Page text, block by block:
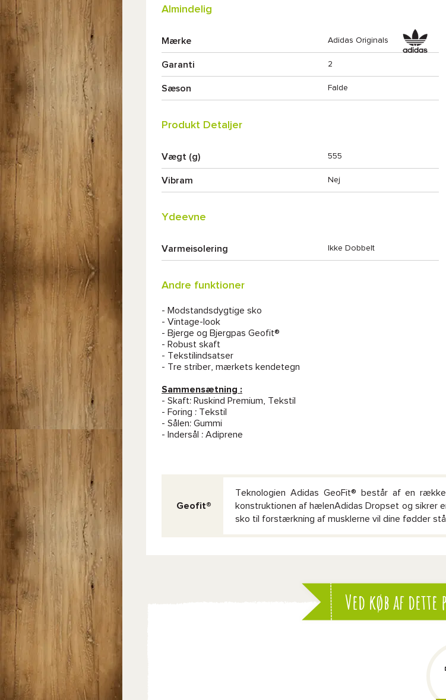
Almindelig
Mærke Adidas Originals
Garanti 2
Sæson Falde
Produkt Detaljer
Vægt (g) 555
Vibram Nej
Ydeevne
Varmeisolering Ikke Dobbelt
Andre funktioner
- Modstandsdygtige sko
- Vintage-look
- Bjerge og Bjergpas Geofit®
- Robust skaft
- Tekstilindsatser
- Tre striber, mærkets kendetegn
Sammensætning :
- Skaft: Ruskind Premium, Tekstil
- Foring : Tekstil
- Sålen: Gummi
- Indersål : Adiprene
Geofit®
Teknologien Adidas GeoFit® består af en
konstruktionen af hælenAdidas Dropset og sikrer
sko til forstærkning af musklerne vil dine fødder
Ved køb af